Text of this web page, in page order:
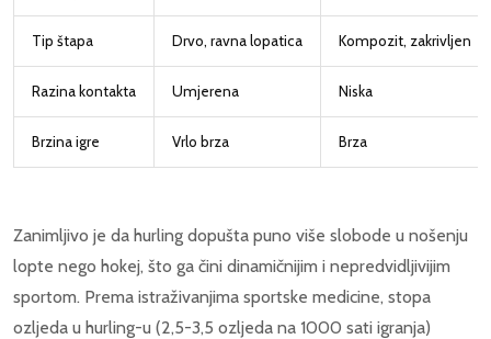
Tip štapa Drvo, ravna lopatica Kompozit, zakrivljen
Razina kontakta Umjerena Niska
Brzina igre Vrlo brza Brza
Zanimljivo je da hurling dopušta puno više slobode u nošenju
lopte nego hokej, što ga čini dinamičnijim i nepredvidljivijim
sportom. Prema istraživanjima sportske medicine, stopa
ozljeda u hurling-u (2,5-3,5 ozljeda na 1000 sati igranja)